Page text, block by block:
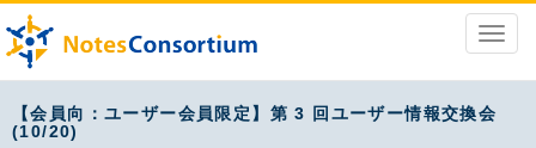
【会員向：ユーザー会員限定】第 3 回ユーザー情報交換会
(10/20)